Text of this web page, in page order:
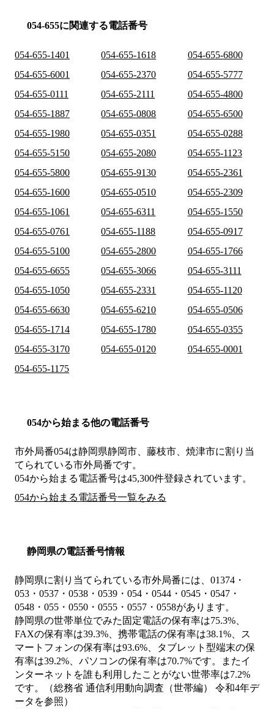
054-655に関連する電話番号
054-655-1401 054-655-1618
054-655-6800
054-655-6001
054-655-2370
054-655-5777
054-655-0111
054-655-2111
054-655-4800
054-655-1887
054-655-0808
054-655-6500
054-655-1980
054-655-0351
054-655-0288
054-655-5150
054-655-2080
054-655-1123
054-655-5800
054-655-9130
054-655-2361
054-655-1600
054-655-0510
054-655-2309
054-655-1061
054-655-6311
054-655-1550
054-655-0761
054-655-1188
054-655-0917
054-655-5100
054-655-2800
054-655-1766
054-655-6655
054-655-3066
054-655-3111
054-655-1050
054-655-2331
054-655-1120
054-655-6630
054-655-6210
054-655-0506
054-655-1714
054-655-1780
054-655-0355
054-655-3170
054-655-0120
054-655-0001
054-655-1175
054から始まる他の電話番号
市外局番054は静岡県静岡市、藤枝市、焼津市に割り当
てられている市外局番です。
054から始まる電話番号は45,300件登録されています。
054から始まる電話番号一覧をみる
静岡県の電話番号情報
静岡県に割り当てられている市外局番には、01374・
053・0537・0538・0539・054・0544・0545・0547・
0548・055・0550・0555・0557・0558があります。
静岡県の世帯単位でみた固定電話の保有率は75.3%、
FAXの保有率は39.3%、携帯電話の保有率は38.1%、ス
マートフォンの保有率は93.6%、タブレット型端末の保
有率は39.2%、パソコンの保有率は70.7%です。またイ
ンターネットを誰も利用したことがない世帯率は7.2%
です。（総務省 通信利用動向調査（世帯編） 令和4年デ
ータを参照）